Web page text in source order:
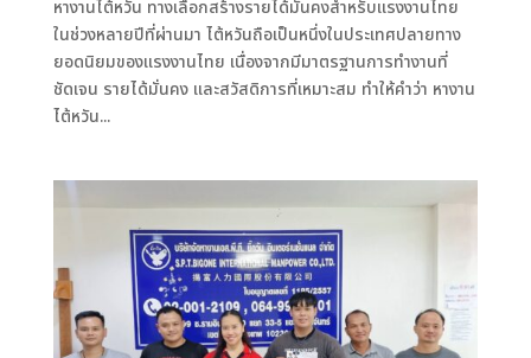
หางานไต้หวัน ทางเลือกสร้างรายได้มั่นคงสำหรับแรงงานไทย
ในช่วงหลายปีที่ผ่านมา ไต้หวันถือเป็นหนึ่งในประเทศปลายทาง
ยอดนิยมของแรงงานไทย เนื่องจากมีมาตรฐานการทำงานที่
ชัดเจน รายได้มั่นคง และสวัสดิการที่เหมาะสม ทำให้คำว่า หางาน
ไต้หวัน...